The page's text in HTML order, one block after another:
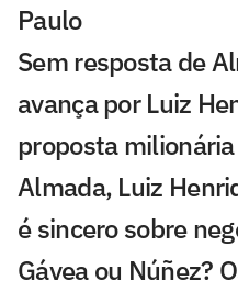
Paulo
Sem resposta de
avança por Luiz
proposta milionária
Almada, Luiz
é sincero sobre
Gávea ou Núñez?